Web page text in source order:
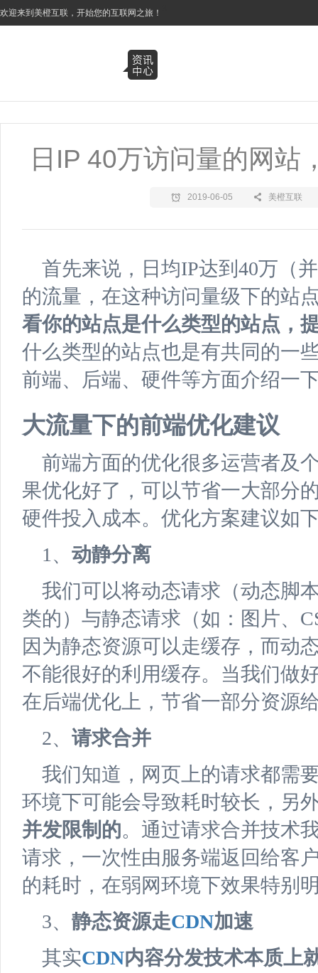
欢迎来到美橙互联，开始您的互联网之旅！
日IP 40万访问量的网站
2019-06-05 美橙互联
首先来说，日均IP达到40万（
的流量，在这种访问量级下的站
看你的站点是什么类型的站点，
什么类型的站点也是有共同的一
前端、后端、硬件等方面介绍一
大流量下的前端优化建议
前端方面的优化很多运营者及
果优化好了，可以节省一大部分
硬件投入成本。优化方案建议如
1、 动静分离
我们可以将动态请求（动态脚
类的）与静态请求（如：图片、
因为静态资源可以走缓存，而动
不能很好的利用缓存。当我们做
在后端优化上，节省一部分资源
2、 请求合并
我们知道，网页上的请求都需
环境下可能会导致耗时较长，另
并发限制的。通过请求合并技术
请求，一次性由服务端返回给客
的耗时，在弱网环境下效果特别
3、 静态资源走CDN加速
其实CDN内容分发技术本质上